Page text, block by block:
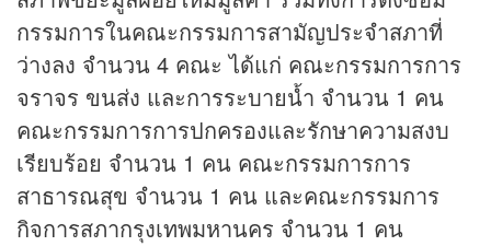
กรรมการในคณะกรรมการสามัญประจำสภาที่
ว่างลง จำนวน 4 คณะ ได้แก่ คณะกรรมการการ
จราจร ขนส่ง และการระบายน้ำ จำนวน 1 คน
คณะกรรมการการปกครองและรักษาความสงบ
เรียบร้อย จำนวน 1 คน คณะกรรมการการ
สาธารณสุข จำนวน 1 คน และคณะกรรมการ
กิจการสภากรุงเทพมหานคร จำนวน 1 คน